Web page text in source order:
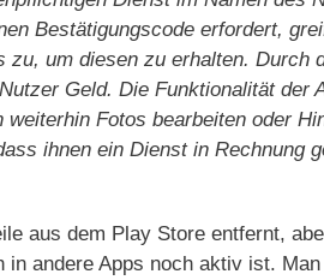
Bestätigungscode erfordert,
zu, um diesen zu erhalten. Durch
Geld. Die Funktionalität der
Fotos bearbeiten oder
ihnen ein Dienst in Rechnung
aus dem Play Store entfernt,
andere Apps noch aktiv ist.